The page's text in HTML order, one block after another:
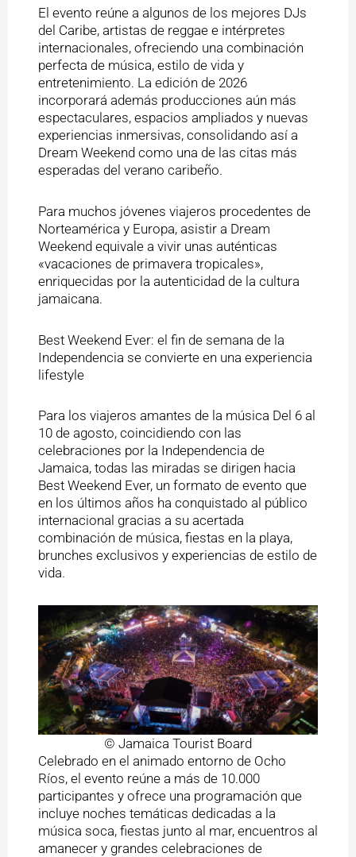
El evento reúne a algunos de los mejores DJs
del Caribe, artistas de reggae e intérpretes
internacionales, ofreciendo una combinación
perfecta de música, estilo de vida y
entretenimiento. La edición de 2026
incorporará además producciones aún más
espectaculares, espacios ampliados y nuevas
experiencias inmersivas, consolidando así a
Dream Weekend como una de las citas más
esperadas del verano caribeño.
Para muchos jóvenes viajeros procedentes de
Norteamérica y Europa, asistir a Dream
Weekend equivale a vivir unas auténticas
«vacaciones de primavera tropicales»,
enriquecidas por la autenticidad de la cultura
jamaicana.
Best Weekend Ever: el fin de semana de la
Independencia se convierte en una experiencia
lifestyle
Para los viajeros amantes de la música Del 6 al
10 de agosto, coincidiendo con las
celebraciones por la Independencia de
Jamaica, todas las miradas se dirigen hacia
Best Weekend Ever, un formato de evento que
en los últimos años ha conquistado al público
internacional gracias a su acertada
combinación de música, fiestas en la playa,
brunches exclusivos y experiencias de estilo de
vida.
© Jamaica Tourist Board
Celebrado en el animado entorno de Ocho
Ríos, el evento reúne a más de 10.000
participantes y ofrece una programación que
incluye noches temáticas dedicadas a la
música soca, fiestas junto al mar, encuentros al
amanecer y grandes celebraciones de